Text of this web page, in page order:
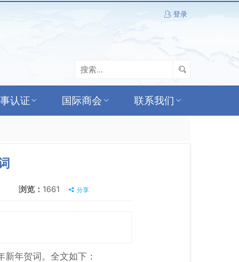
登录
认证 国际商会 联系我们
浏览： 1661 分享
年贺词。全文如下：